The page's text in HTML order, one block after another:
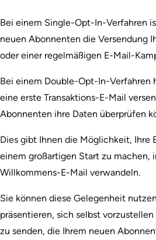
Bei einem Single-Opt-In-Verfahren
neuen Abonnenten die Versendung
oder einer regelmäßigen E-Mail-
Bei einem Double-Opt-In-Verfahren
eine erste Transaktions-E-Mail
Abonnenten ihre Daten überprüfen
Dies gibt Ihnen die Möglichkeit, Ihre
einem großartigen Start zu machen,
Willkommens-E-Mail verwandeln.
Sie können diese Gelegenheit
präsentieren, sich selbst
zu senden, die Ihrem neuen